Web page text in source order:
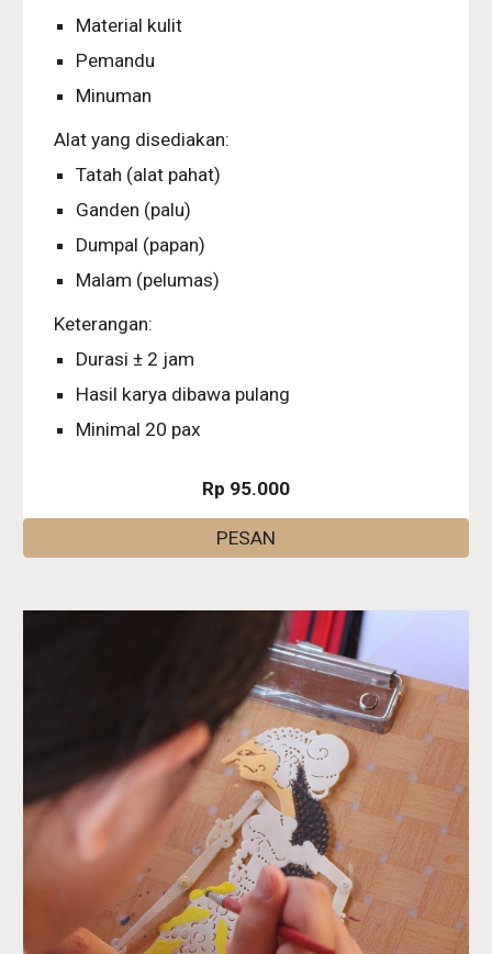
Material kulit
Pemandu
Minuman
Alat yang disediakan:
Tatah (alat pahat)
Ganden (palu)
Dumpal (papan)
Malam (pelumas)
Keterangan:
Durasi ± 2 jam
Hasil karya dibawa pulang
Minimal 20 pax
Rp 95.000
PESAN